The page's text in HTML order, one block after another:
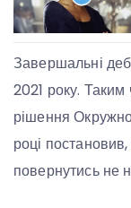
Завершальні
2021 року.
рішення
році
повернутись не